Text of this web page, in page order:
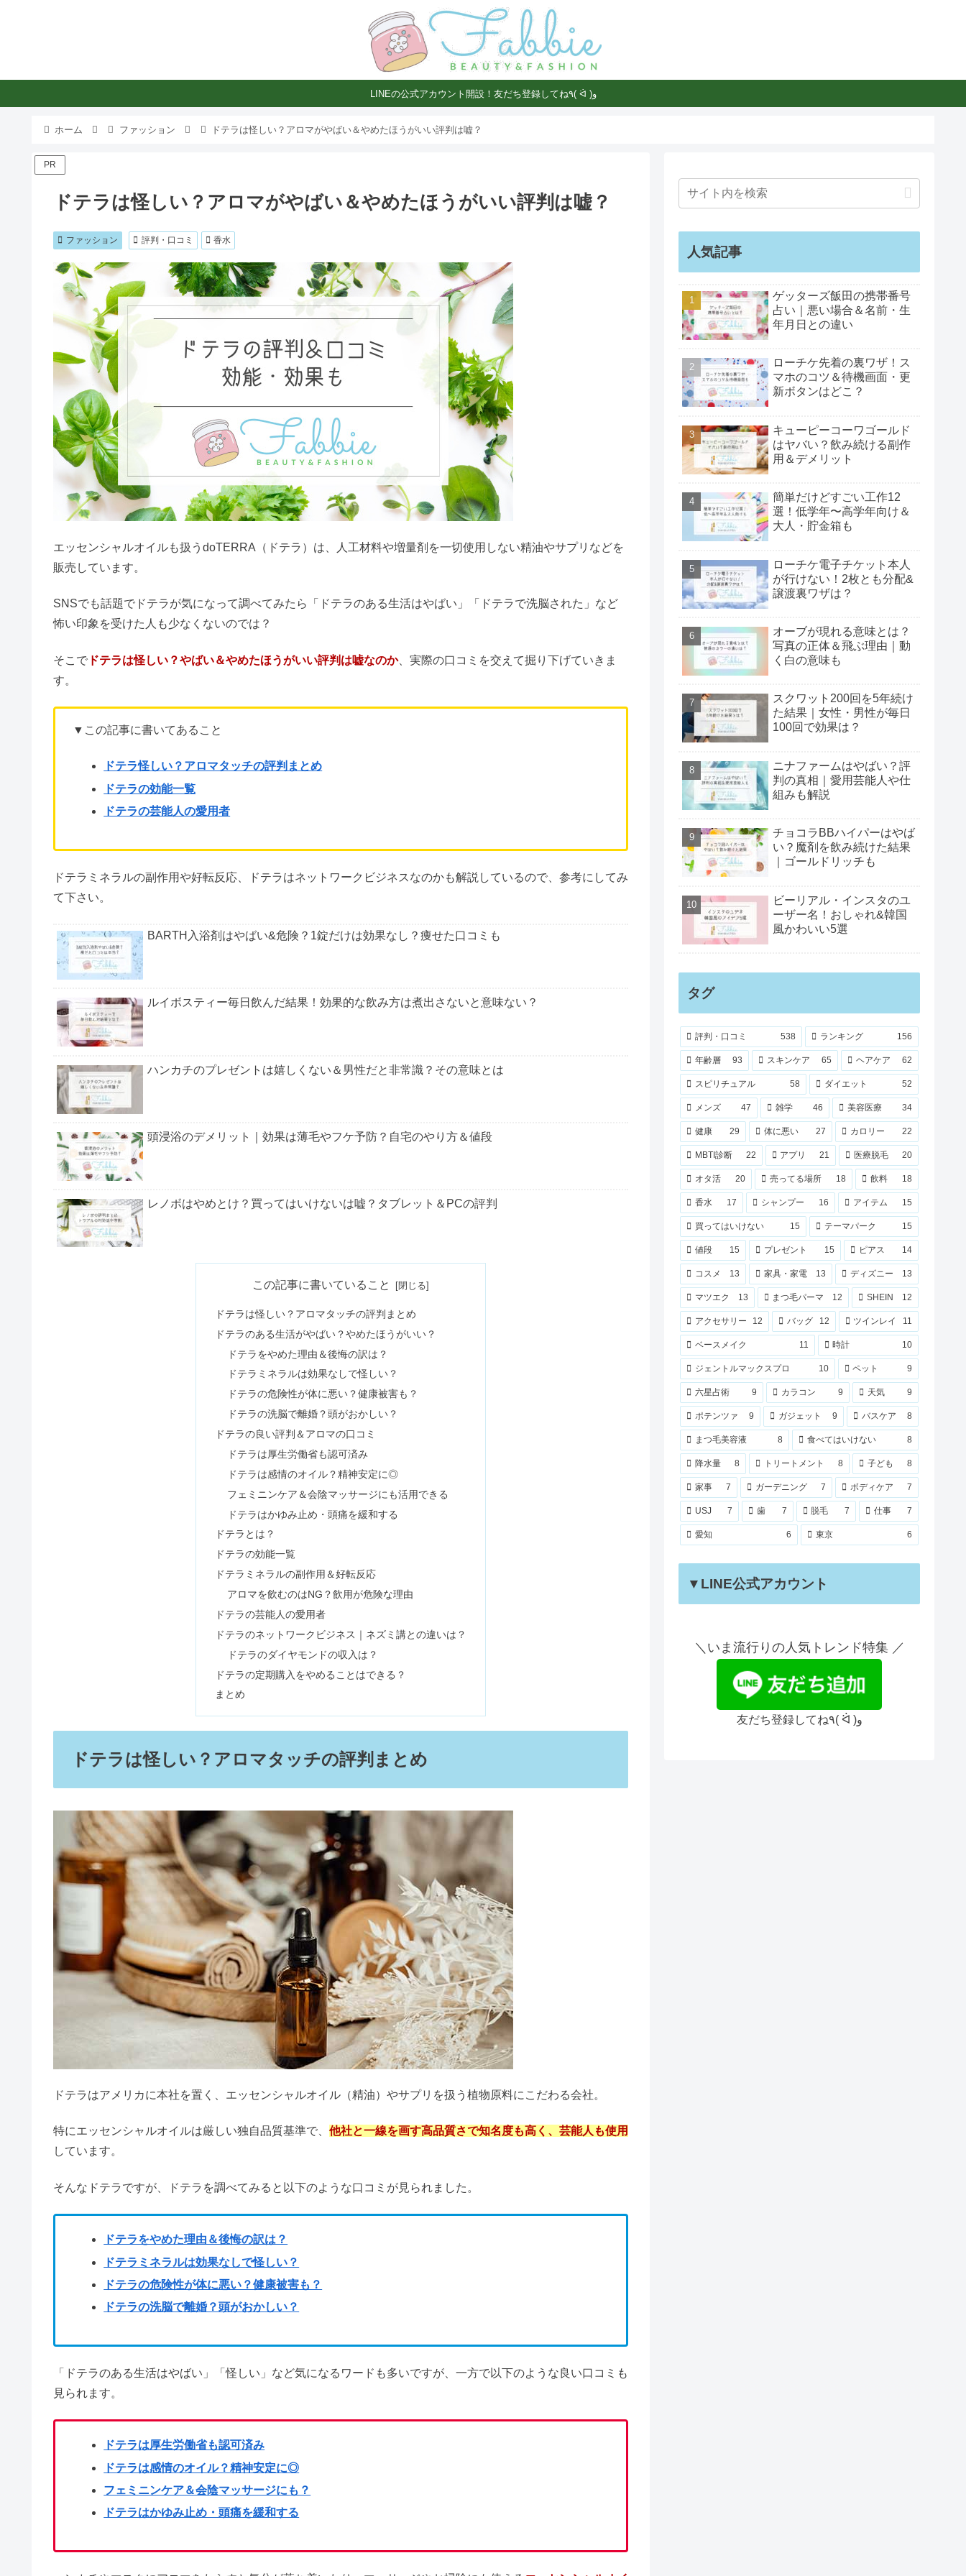
LINEの公式アカウント開設！友だち登録してね٩( ᐛ )و
ホーム ファッション ドテラは怪しい？アロマがやばい＆やめたほうがいい評判は嘘？
PR
ドテラは怪しい？アロマがやばい＆やめたほうがいい評判は嘘？
ファッション 香水
エッセンシャルオイルも扱うdoTERRA（ドテラ）は、人工材料や増量剤を一切使用しない精油やサプリなどを
SNSでも話題でドテラが気になって調べてみたら「ドテラのある生活はやばい」「ドテラで洗脳された」など
そこで ドテラは怪しい？やばい＆やめたほうがいい評判は嘘なのか 、実際の口コミを交えて掘り下げていきま
す。
▼この記事に書いてあること
ドテラ怪しい？アロマタッチの評判まとめ
ドテラの効能一覧
ドテラの芸能人の愛用者
ドテラミネラルの副作用や好転反応、ドテラはネットワークビジネスなのかも解説しているので、参考にしてみ
て下さい。
ルイボスティー毎日飲んだ結果！効果的な飲み方は煮出さないと意味ない？
ハンカチのプレゼントは嬉しくない＆男性だと非常識？その意味とは
頭浸浴のデメリット｜効果は薄毛やフケ予防？自宅のやり方＆値段
レノボはやめとけ？買ってはいけないは嘘？タブレット＆PCの評判
タイガーバームはやばい？なぜ中止なの？口コミまとめ
洋服の青山はやばい？不祥事や閉店の真相とは【評判まとめ】
ジェントルマックスプロの口コミ！効果ない？抜けるまでの回数も
トイレに観葉植物はよくない？100均で金運アップ＆窓なし向けは？
40代・50代女性のジーンズはダサい&似合わない？着こなし方は？
カフェインが弱い人の特徴｜カフェインを抜く方法や多い飲み物も
めちゃくちゃいい匂いの香水｜プチプラ&安い9選【メンズ&レディース】
ビオフェルミンを飲み続けた結果！ダイエットや下痢に効果あり？
ヒトカラは気持ち悪い・やばい？何時間で恥ずかしい&行き過ぎなの？
アクシーズファムはやばい？喪女？おばさんは痛いの真相や似合う人も
足裏マッサージで痩せた？老廃物で尿の色に変化｜ゴルフボールはOK？
大根の葉の注意点&危険性は？栄養や冷凍保存を調べてみた
この記事に書いていること
ドテラのある生活がやばい？やめたほうがいい？
ドテラの危険性が体に悪い？健康被害も？
ドテラの洗脳で離婚？頭がおかしい？
ドテラの良い評判＆アロマの口コミ
ドテラは厚生労働省も認可済み
ドテラは感情のオイル？精神安定に◎
フェミニンケア＆会陰マッサージにも活用できる
ドテラはかゆみ止め・頭痛を緩和する
ドテラとは？
ドテラの効能一覧
ドテラミネラルの副作用＆好転反応
アロマを飲むのはNG？飲用が危険な理由
ドテラの芸能人の愛用者
ドテラのネットワークビジネス｜ネズミ講との違いは？
ドテラの定期購入をやめることはできる？
まとめ
ドテラは怪しい？アロマタッチの評判まとめ
人気記事
ゲッターズ飯田の携帯番号
占い｜悪い場合＆名前・生
年月日との違い
ローチケ先着の裏ワザ！ス
マホのコツ＆待機画面・更
新ボタンはどこ？
キューピーコーワゴールド
はヤバい？飲み続ける副作
用＆デメリット
簡単だけどすごい工作12
選！低学年〜高学年向け＆
大人・貯金箱も
ローチケ電子チケット本人
が行けない！2枚とも分配&
譲渡裏ワザは？
オーブが現れる意味とは？
写真の正体＆飛ぶ理由｜動
く白の意味も
スクワット200回を5年続け
た結果｜女性・男性が毎日
100回で効果は？
ニナファームはやばい？評
判の真相｜愛用芸能人や仕
組みも解説
チョコラBBハイパーはやば
い？魔剤を飲み続けた結果
｜ゴールドリッチも
ビーリアル・インスタのユ
ーザー名！おしゃれ&韓国
風かわいい5選
タグ
評判・口コミ 538 ランキング 156
年齢層 93 スキンケア 65 ヘアケア 62
スピリチュアル 58 ダイエット 52
メンズ 47 雑学 46 美容医療 34
健康 29 体に悪い 27 カロリー 22
MBTI診断 22 アプリ 21 医療脱毛 20
オタ活 20 売ってる場所 18 飲料 18
香水 17 シャンプー 16 アイテム 15
買ってはいけない 15 テーマパーク 15
値段 15 プレゼント 15 ピアス 14
コスメ 13 家具・家電 13 ディズニー 13
マツエク 13 まつ毛パーマ 12 SHEIN 12
アクセサリー 12 バッグ 12 ツインレイ 11
ベースメイク 11 時計 10
ジェントルマックスプロ 10 ペット 9
六星占術 9 カラコン 9 天気 9
ポテンツァ 9 ガジェット 9 バスケア 8
まつ毛美容液 8 食べてはいけない 8
降水量 8 トリートメント 8 子ども 8
家事 7 ガーデニング 7 ボディケア 7
USJ 7 歯 7 脱毛 7 仕事 7
愛知 6 東京 6
▼LINE公式アカウント
＼いま流行りの人気トレンド特集 ／
友だち登録してね٩( ᐛ )و